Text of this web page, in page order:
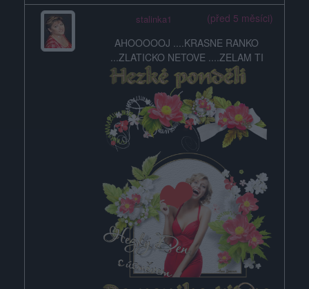
stalinka1
(před 5 měsíci)
AHOOOOOJ ....KRASNE RANKO
...ZLATICKO NETOVE ....ZELAM TI